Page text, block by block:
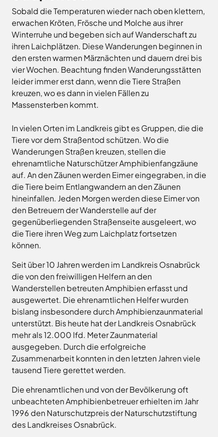
Sobald die Temperaturen wieder nach oben klettern,
erwachen Kröten, Frösche und Molche aus ihrer
Winterruhe und begeben sich auf Wanderschaft zu
ihren Laichplätzen. Diese Wanderungen beginnen in
den ersten warmen Märznächten und dauern drei bis
vier Wochen. Beachtung finden Wanderungsstätten
leider immer erst dann, wenn die Tiere Straßen
kreuzen, wo es dann in vielen Fällen zu
Massensterben kommt.
In vielen Orten im Landkreis gibt es Gruppen, die die
Tiere vor dem Straßentod schützen. Wo die
Wanderungen Straßen kreuzen, stellen die
ehrenamtliche Naturschützer Amphibienfangzäune
auf. An den Zäunen werden Eimer eingegraben, in die
die Tiere beim Entlangwandern an den Zäunen
hineinfallen. Jeden Morgen werden diese Eimer von
den Betreuern der Wanderstelle auf der
gegenüberliegenden Straßenseite ausgeleert, wo
die Tiere ihren Weg zum Laichplatz fortsetzen
können.
Seit über 10 Jahren werden im Landkreis Osnabrück
die von den freiwilligen Helfern an den
Wanderstellen betreuten Amphibien erfasst und
ausgewertet. Die ehrenamtlichen Helfer wurden
bislang insbesondere durch Amphibienzaunmaterial
unterstützt. Bis heute hat der Landkreis Osnabrück
mehr als 12.000 lfd. Meter Zaunmaterial
ausgegeben. Durch die erfolgreiche
Zusammenarbeit konnten in den letzten Jahren viele
tausend Tiere gerettet werden.
Die ehrenamtlichen und von der Bevölkerung oft
unbeachteten Amphibienbetreuer erhielten im Jahr
1996 den Naturschutzpreis der Naturschutzstiftung
des Landkreises Osnabrück.
Niedersächsische
Landgesellschaft
Osnabrücker
Land
Entwicklungsgesellschaft
Planungsgesellschaft
Nahverkehr
Osnabrück
Stiftung
Tourismusgesellschaft
Osnabrücker
Land
GmbH
Verkehrsgesellschaft
Landkreis
Osnabrück
Volkshochschule
Osnabrücker
Land
Wirtschaftsförderungsgesellschaft
Osnabrücker
-
12.00
Uhr
Samstag
9.30 - 11.30 Uhr
(nur
Zulassungsstelle!)
Außenstellen
der
Karte
Bad
Essen
Bad
Iburg
Bad
Laer
Bad
Rothenfelde
Belm
Bersenbrück
Bohmte
Bramsche
Dissen
Fürstenau
Georgsmarienhütte
Glandorf
Hagen
Hasbergen
Hilter
Melle
Neuenkirchen
Osnabrück
Ostercappeln
Wallenhorst